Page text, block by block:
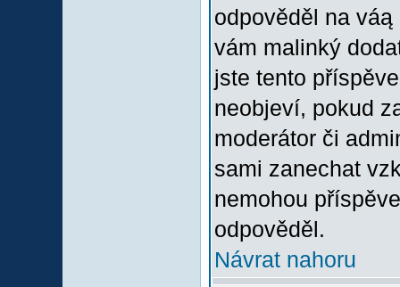
odpověděl na
vám malinký
jste tento
neobjeví, pokud
moderátor či
sami zanechat
nemohou
odpověděl.
Návrat nahoru